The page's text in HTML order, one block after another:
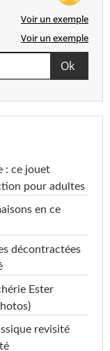
Voir un exemple
Voir un exemple
: ce jouet
pour adultes
en ce
décontractées
Ester
revisité